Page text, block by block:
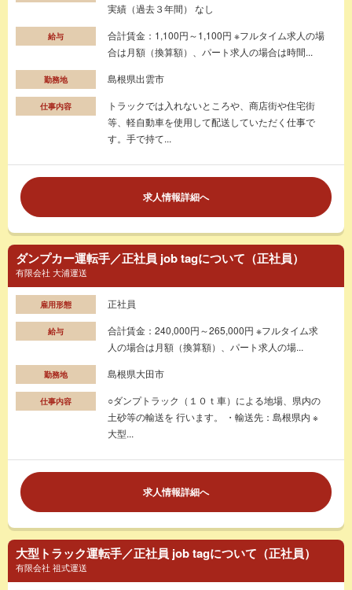
実績（過去３年間） なし
給与
合計賃金：1,100円～1,100円 ※フルタイム求人の場
合は月額（換算額）、パート求人の場合は時間...
勤務地 島根県出雲市
仕事内容
トラックでは入れないところや、商店街や住宅街
等、軽自動車を使用して配送していただく仕事で
す。手で持て...
求人情報詳細へ
ダンプカー運転手／正社員 job tagについて（正社員）
有限会社 大浦運送
雇用形態 正社員
給与
合計賃金：240,000円～265,000円 ※フルタイム求
人の場合は月額（換算額）、パート求人の場...
勤務地 島根県大田市
仕事内容
○ダンプトラック（１０ｔ車）による地場、県内の
土砂等の輸送を 行います。 ・輸送先：島根県内 ※
大型...
求人情報詳細へ
大型トラック運転手／正社員 job tagについて（正社員）
有限会社 祖式運送